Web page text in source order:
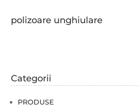
polizoare unghiulare
Categorii
PRODUSE